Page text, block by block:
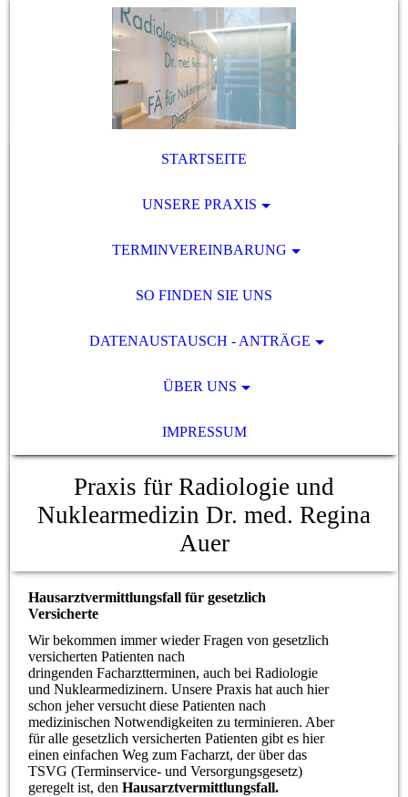
STARTSEITE
UNSERE PRAXIS
TERMINVEREINBARUNG
SO FINDEN SIE UNS
DATENAUSTAUSCH - ANTRÄGE
ÜBER UNS
IMPRESSUM
Praxis für Radiologie und
Nuklearmedizin Dr. med. Regina
Auer
Hausarztvermittlungsfall für gesetzlich
Versicherte
Wir bekommen immer wieder Fragen von gesetzlich
versicherten Patienten nach
dringenden Facharztterminen, auch bei Radiologie
und Nuklearmedizinern. Unsere Praxis hat auch hier
schon jeher versucht diese Patienten nach
medizinischen Notwendigkeiten zu terminieren. Aber
für alle gesetzlich versicherten Patienten gibt es hier
einen einfachen Weg zum Facharzt, der über das
TSVG (Terminservice- und Versorgungsgesetz)
geregelt ist, denHausarztvermittlungsfall.